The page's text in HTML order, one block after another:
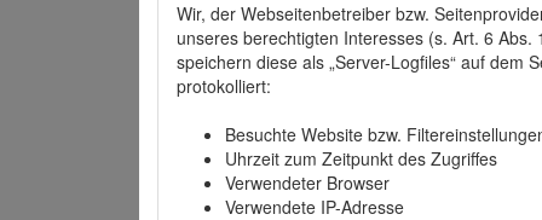
Wir, der Webseitenbetreiber bzw.
unseres berechtigten Interesses (s. Art. 6
speichern diese als „Server-Logfiles“ auf dem
protokolliert:
Besuchte Website bzw.
Uhrzeit zum Zeitpunkt des Zugriffes
Verwendeter Browser
Verwendete IP-Adresse